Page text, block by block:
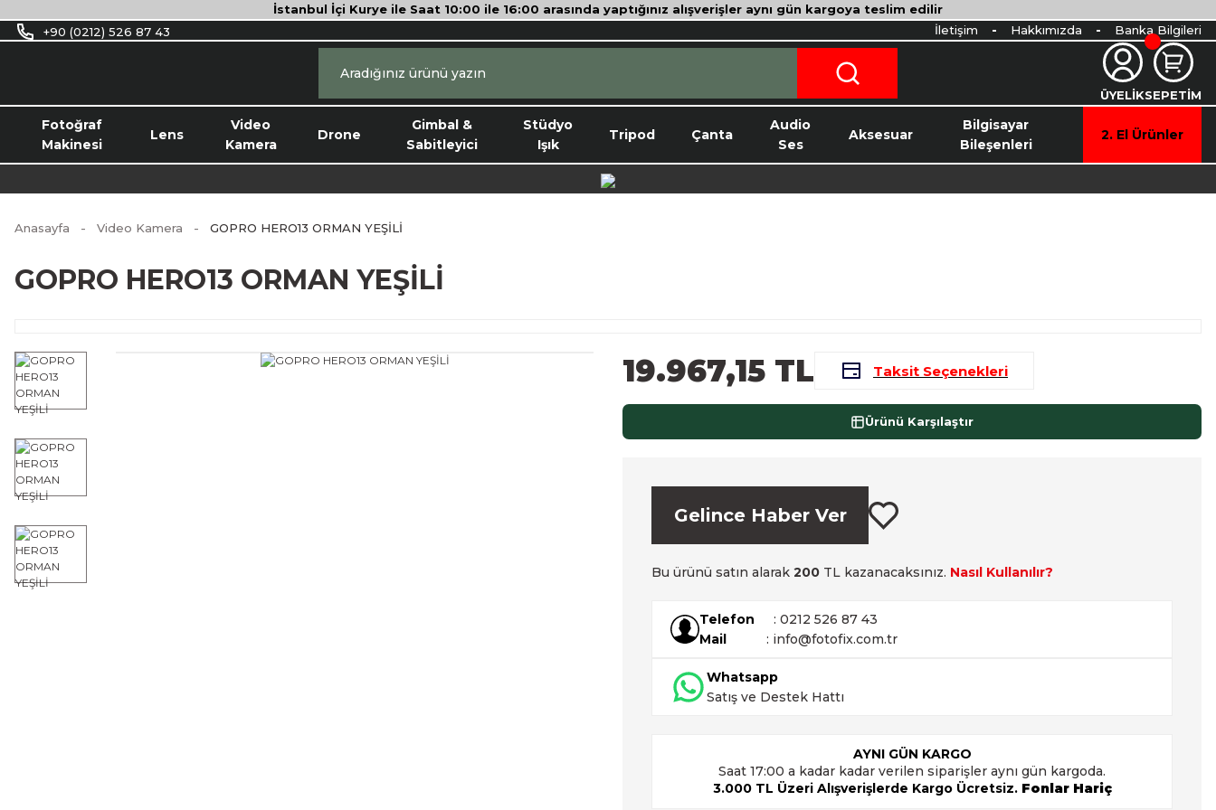
İstanbul İçi Kurye ile Saat 10:00 ile 16:00 arasında yaptığınız alışverişler aynı gün kargoya teslim edilir
+90 (0212) 526 87 43
İletişim Hakkımızda Banka Bilgileri
ÜYELİKSEPETİM
Fotoğraf
Makinesi
Lens
Video
Kamera
Drone
Gimbal &
Sabitleyici
Stüdyo
Işık
Tripod Çanta
Audio
Ses
Aksesuar
Bilgisayar
Bileşenleri
2. El Ürünler
Anasayfa Video Kamera GOPRO HERO13 ORMAN YEŞİLİ
GOPRO HERO13 ORMAN YEŞİLİ
19.967,15 TL Taksit Seçenekleri
Ürünü Karşılaştır
Gelince Haber Ver
Bu ürünü satın alarak 200 TL kazanacaksınız. Nasıl Kullanılır?
Telefon
: 0212 526 87 43
Mail
: info@fotofix.com.tr
Whatsapp
Satış ve Destek Hattı
AYNI GÜN KARGO
Saat 17:00 a kadar kadar verilen siparişler aynı gün kargoda.
3.000 TL Üzeri Alışverişlerde Kargo Ücretsiz. Fonlar Hariç